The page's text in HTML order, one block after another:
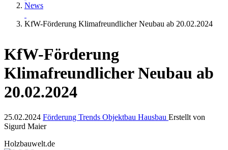
News
KfW-Förderung Klimafreundlicher Neubau ab 20.02.2024
KfW-Förderung
Klimafreundlicher Neubau ab
20.02.2024
25.02.2024 Förderung Trends Objektbau Hausbau Erstellt von
Sigurd Maier
Holzbauwelt.de